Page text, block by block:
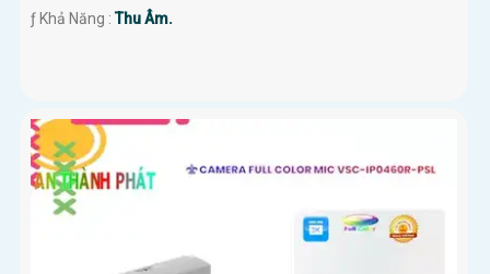
️ƒ Khả Năng :Thu Âm.